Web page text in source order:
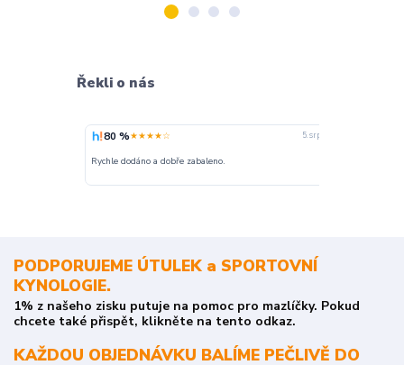
Řekli o nás
80 %★★★★☆ 5. srpna
Rychle dodáno a dobře zabaleno.
PODPORUJEME ÚTULEK a SPORTOVNÍ
KYNOLOGIE.
1% z našeho zisku putuje na pomoc pro mazlíčky. Pokud
chcete také přispět, klikněte na tento odkaz.
KAŽDOU OBJEDNÁVKU BALÍME PEČLIVĚ DO